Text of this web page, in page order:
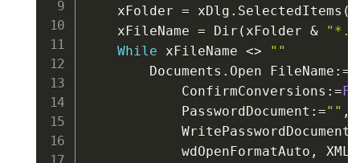
    xFolder
= xDlg . SelectedItems (
    xFileName
= Dir ( xFolder &
While xFileName <>
""
        Documents
. Open FileName : =
            ConfirmConversions
: =
            PasswordDocument
: ="" ,
            WritePasswordDocument
            wdOpenFormatAuto
,